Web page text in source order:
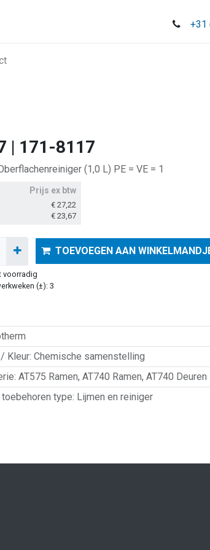
+31
| 171-8117
(1,0 L) PE = VE = 1
Prijs ex btw
€ 27,22
€ 23,67
TOEVOEGEN AAN
voorradig
(±): 3
Kleur: Chemische samenstelling
: AT575 Ramen, AT740 Ramen, AT740 Deuren
type: Lijmen en reiniger